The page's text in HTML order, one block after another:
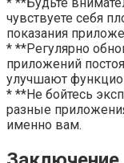
чувствуете себя
показания
* **Регулярно
приложений
улучшают
* **Не бойтесь
разные
именно вам.